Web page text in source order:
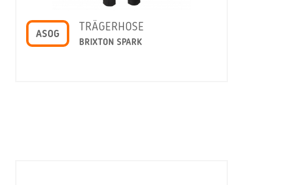
ASOG
TRÄGERHOSE
BRIXTON SPARK